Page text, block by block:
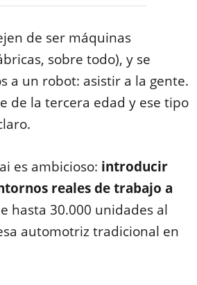
de ser máquinas
sobre todo), y se
a un robot: asistir a la gente.
de la tercera edad y ese tipo
es ambicioso: introducir
reales de trabajo a
hasta 30.000 unidades al
automotriz tradicional en